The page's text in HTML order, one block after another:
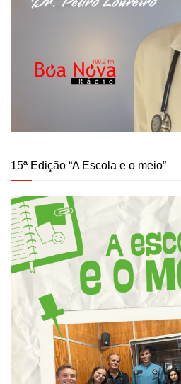
15ª Edição “A Escola e o meio”